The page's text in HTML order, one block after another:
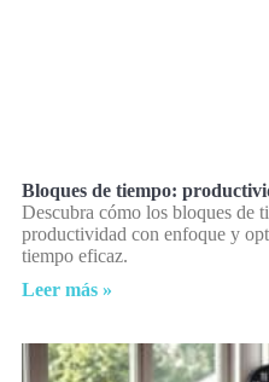
Bloques de tiempo:
Descubra cómo los bloques de
productividad con enfoque y
tiempo eficaz.
Leer más »